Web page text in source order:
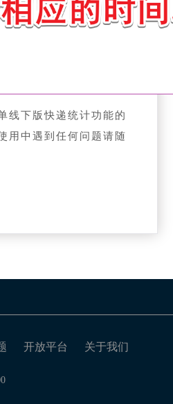
线下版快递统计功能的
用中遇到任何问题请随
开放平台 关于我们